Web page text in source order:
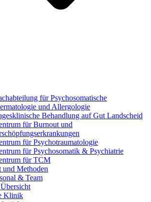
für Psychosomatische
und Allergologie
Behandlung auf Gut Landscheid
für Burnout und
für Psychotraumatologie
für Psychosomatik & Psychiatrie
für TCM
und Methoden
& Team
Klinik